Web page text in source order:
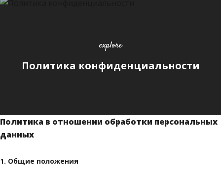
explore
Политика конфиденциальности
Политика в отношении обработки персональных
данных
1. Общие положения